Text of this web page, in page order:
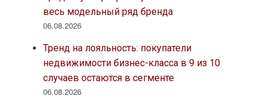
весь модельный ряд бренда
06.08.2026
Тренд на лояльность: покупатели
недвижимости бизнес-класса в 9 из 10
случаев остаются в сегменте
06.08.2026